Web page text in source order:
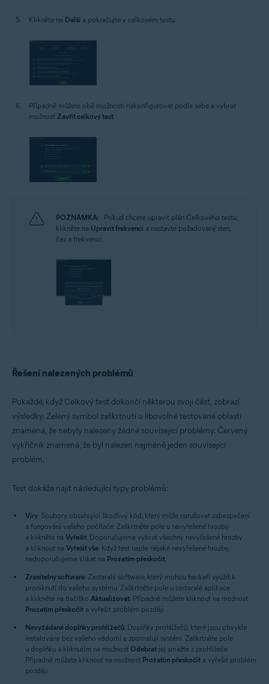
Klikněte na Další a pokračujte v celkovém testu.
Případně můžete obě možnosti nakonfigurovat podle sebe a vybrat
možnost Zavřít celkový test
POZNÁMKA:
Pokud chcete upravit plán Celkového testu,
klikněte na Upravit frekvenci a nastavte požadovaný den,
čas a frekvenci.
Řešení nalezených problémů
Pokaždé, když Celkový test dokončí některou svoji část, zobrazí
výsledky. Zelený symbol zaškrtnutí u libovolné testované oblasti
znamená, že nebyly nalezeny žádné související problémy. Červený
vykřičník znamená, že byl nalezen nejméně jeden související
problém.
Test dokáže najít následující typy problémů:
Viry: Soubory obsahující škodlivý kód, který může narušovat zabezpečení
a fungování vašeho počítače. Zaškrtněte pole u nevyřešené hrozby
a klikněte na Vyřešit. Doporučujeme vybrat všechny nevyřešené hrozby
a kliknout na Vyřešit vše. Když test najde nějaké nevyřešené hrozby,
nedoporučujeme klikat na Prozatím přeskočit.
Zranitelný software: Zastaralý software, který mohou hackeři využít k
proniknutí do vašeho systému. Zaškrtněte pole u zastaralé aplikace
a klikněte na tlačítko Aktualizovat. Případně můžete kliknout na možnost
Prozatím přeskočit a vyřešit problém později.
Nevyžádané doplňky prohlížečů: Doplňky prohlížečů, které jsou obvykle
instalovány bez vašeho vědomí a zpomalují systém. Zaškrtněte pole
u doplňku a kliknutím na možnost Odebrat jej smažte z prohlížeče.
Případně můžete kliknout na možnost Prozatím přeskočit a vyřešit problém
později.